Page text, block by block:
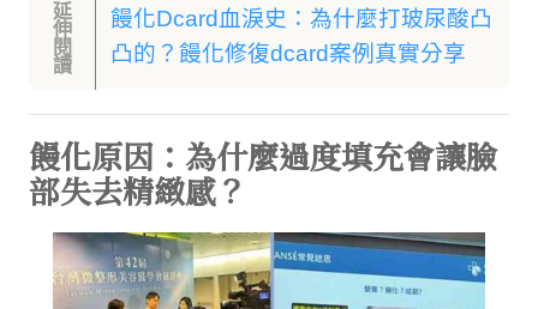
延
伸
閱
讀
饅化Dcard血淚史：為什麼打玻尿酸凸
凸的？饅化修復dcard案例真實分享
饅化原因：為什麼過度填充會讓臉
部失去精緻感？